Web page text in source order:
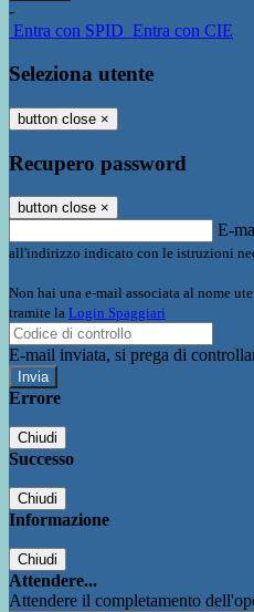
-
Entra con SPID Entra con CIE
Seleziona utente
button close ×
Recupero password
button close ×
E-
all'indirizzo indicato con le istruzioni
Non hai una e-mail associata al nome
tramite la Login Spaggiari
E-mail inviata, si prega di
Errore
Chiudi
Successo
Chiudi
Informazione
Chiudi
Attendere...
Attendere il completamento